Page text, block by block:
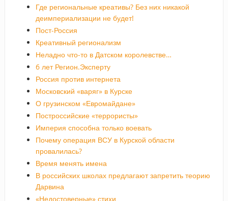
Где региональные креативы? Без них никакой
деимпериализации не будет!
Пост-Россия
Креативный регионализм
Неладно что-то в Датском королевстве…
6 лет Регион.Эксперту
Россия против интернета
Московский «варяг» в Курске
О грузинском «Евромайдане»
Построссийские «террористы»
Империя способна только воевать
Почему операция ВСУ в Курской области
провалилась?
Время менять имена
В российских школах предлагают запретить теорию
Дарвина
«Недостоверные» стихи